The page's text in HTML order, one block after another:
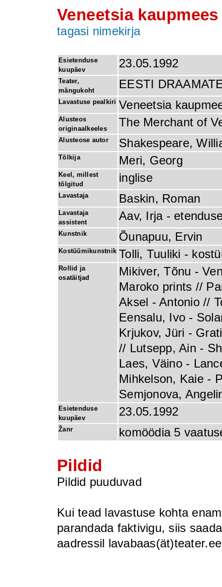
Veneetsia kaupmees
tagasi nimekirja
Esietenduse
kuupäev
23.05.1992
Teater,
mängukoht
EESTI
Lavastuse pealkiri Veneetsia
Alusteos
originaalkeeles
The Merchant of
Alusteose autor Shakespeare,
Tõlkija Meri, Georg
Keel, millest
tõlgitud
inglise
Lavastaja Baskin, Roman
Lavastaja
assistent
Aav, Irja -
Kunstnik Õunapuu, Ervin
Kostüümikunstnik Tolli, Tuuliki -
Rollid ja
osatäitjad
Mikiver, Tõnu -
Maroko prints //
Aksel - Antonio //
Eensalu, Ivo -
Krjukov, Jüri -
// Lutsepp, Ain -
Laes, Väino -
Mihkelson, Kaie -
Semjonova,
Esietenduse
kuupäev
23.05.1992
Žanr komöödia 5
Pildid
Pildid puuduvad
Kui tead lavastuse kohta
parandada faktivigu, siis
aadressil lavabaas(ät)teater.ee